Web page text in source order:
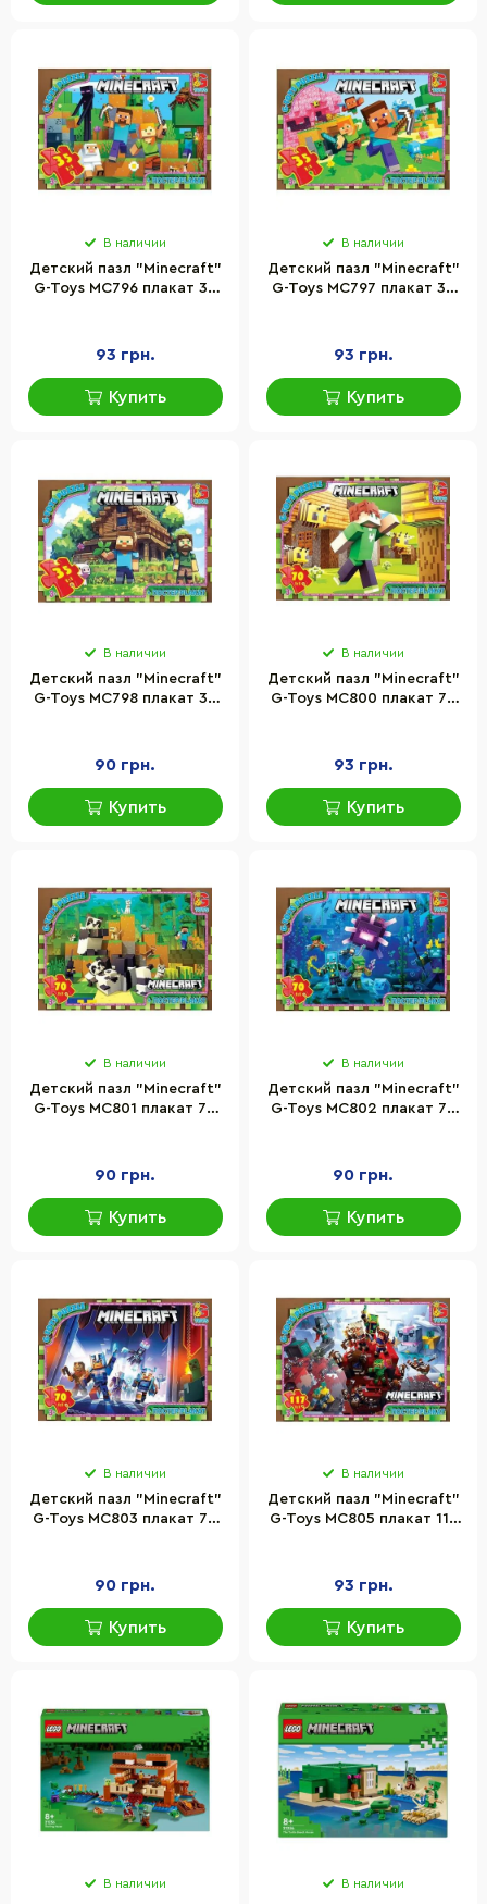
В наличии
Детский пазл "Minecraft"
G-Toys MC796 плакат 35
93 грн.
Купить
В наличии
Детский пазл "Minecraft"
G-Toys MC797 плакат 35
93 грн.
Купить
В наличии
Детский пазл "Minecraft"
G-Toys MC798 плакат 35
90 грн.
Купить
В наличии
Детский пазл "Minecraft"
G-Toys MC800 плакат 70
93 грн.
Купить
В наличии
Детский пазл "Minecraft"
G-Toys MC801 плакат 70
90 грн.
Купить
В наличии
Детский пазл "Minecraft"
G-Toys MC802 плакат 70
90 грн.
Купить
В наличии
Детский пазл "Minecraft"
G-Toys MC803 плакат 70
90 грн.
Купить
В наличии
Детский пазл "Minecraft"
G-Toys MC805 плакат 117
93 грн.
Купить
В наличии В наличии